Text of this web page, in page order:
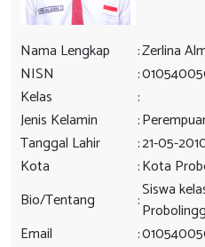
Nama Lengkap :Zerlina
NISN
:
Kelas
:
Jenis Kelamin
:
Tanggal Lahir
:21-05-
Kota
:Kota
Bio/Tentang
:Siswa
Email
: